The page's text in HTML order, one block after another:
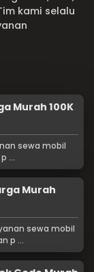
kami selalu
Murah 100K
sewa mobil
...
Murah
sewa mobil
p ...